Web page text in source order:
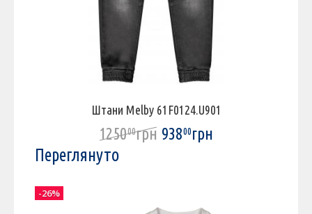
Штани Melby 61F0124.U901
125000грн 93800грн
Переглянуто
-26%